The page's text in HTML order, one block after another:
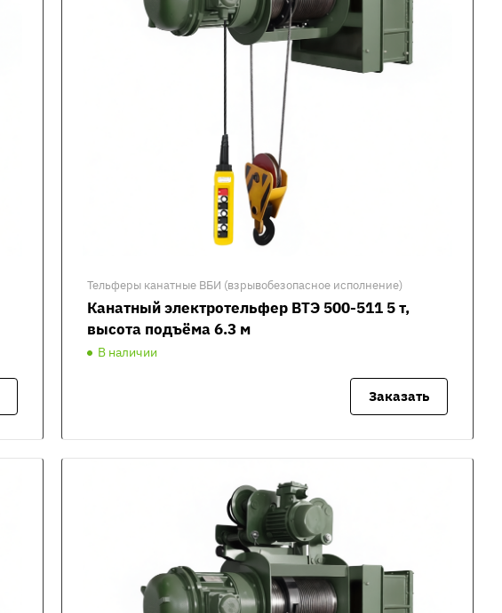
Тельферы канатные ВБИ (взрывобезопасное исполнение)
Канатный электротельфер ВТЭ 500-511 5 т,
высота подъёма 6.3 м
В наличии
Заказать